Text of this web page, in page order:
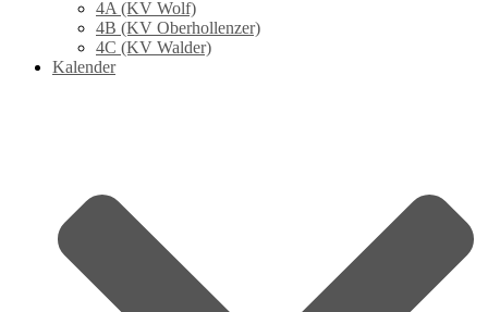
4A (KV Wolf)
4B (KV Oberhollenzer)
4C (KV Walder)
Kalender